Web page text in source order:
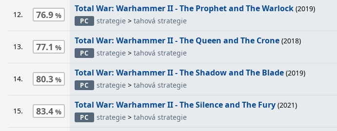
12. 76.9
Total War: Warhammer II - The Prophet and The Warlock (2019)
PC strategie > tahová strategie
13. 77.1
Total War: Warhammer II - The Queen and The Crone (2018)
PC strategie > tahová strategie
14. 80.3
Total War: Warhammer II - The Shadow and The Blade (2019)
PC strategie > tahová strategie
15. 83.4
Total War: Warhammer II - The Silence and The Fury (2021)
PC strategie > tahová strategie